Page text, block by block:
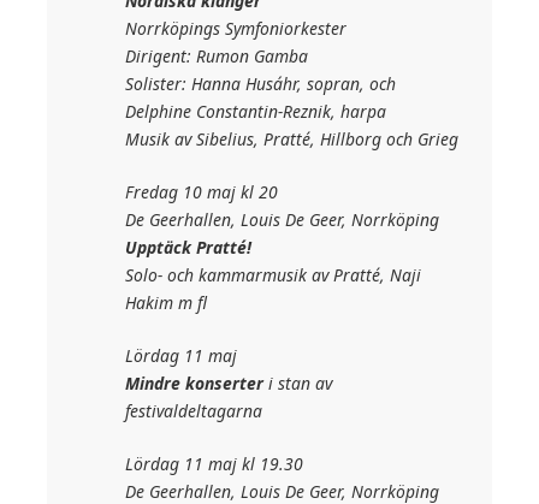
Norrköpings Symfoniorkester
Dirigent: Rumon Gamba
Solister: Hanna Husáhr, sopran, och
Delphine Constantin-Reznik, harpa
Musik av Sibelius, Pratté, Hillborg och Grieg
Fredag 10 maj kl 20
De Geerhallen, Louis De Geer, Norrköping
Upptäck Pratté!
Solo- och kammarmusik av Pratté, Naji
Hakim m fl
Lördag 11 maj
Mindre konserteri stan av
festivaldeltagarna
Lördag 11 maj kl 19.30
De Geerhallen, Louis De Geer, Norrköping